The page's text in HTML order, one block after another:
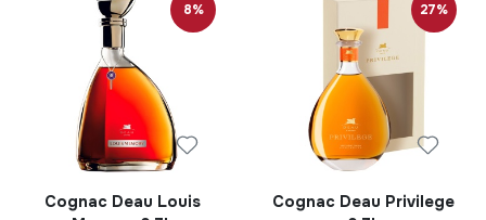
8%
Cognac Deau Louis
27%
Cognac Deau Privilege